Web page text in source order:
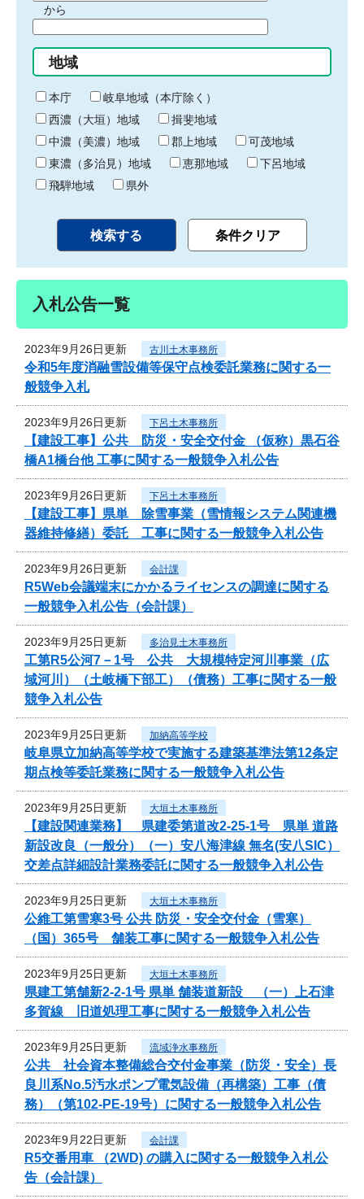
間
始
り
から
間
終
わ
り
地域
本庁
岐阜地域（本庁除く）
西濃（大垣）地域
揖斐地域
中濃（美濃）地域
郡上地域
可茂地域
東濃（多治見）地域
恵那地域
下呂地域
飛騨地域
県外
入札公告一覧
2023年9月26日更新 古川土木事務所
令和5年度消融雪設備等保守点検委託業務に関する一
般競争入札
2023年9月26日更新 下呂土木事務所
【建設工事】公共 防災・安全交付金 （仮称）黒石谷
橋A1橋台他 工事に関する一般競争入札公告
2023年9月26日更新 下呂土木事務所
【建設工事】県単 除雪事業（雪情報システム関連機
器維持修繕）委託 工事に関する一般競争入札公告
2023年9月26日更新 会計課
R5Web会議端末にかかるライセンスの調達に関する
一般競争入札公告（会計課）
2023年9月25日更新 多治見土木事務所
工第R5公河7－1号 公共 大規模特定河川事業（広
域河川）（土岐橋下部工）（債務）工事に関する一般
競争入札公告
2023年9月25日更新 加納高等学校
岐阜県立加納高等学校で実施する建築基準法第12条定
期点検等委託業務に関する一般競争入札公告
2023年9月25日更新 大垣土木事務所
【建設関連業務】 県建委第道改2-25-1号 県単 道路
新設改良（一般分）（一）安八海津線 無名(安八SIC）
交差点詳細設計業務委託に関する一般競争入札公告
2023年9月25日更新 大垣土木事務所
公維工第雪寒3号 公共 防災・安全交付金（雪寒）
（国）365号 舗装工事に関する一般競争入札公告
2023年9月25日更新 大垣土木事務所
県建工第舗新2-2-1号 県単 舗装道新設 （一）上石津
多賀線 旧道処理工事に関する一般競争入札公告
2023年9月25日更新 流域浄水事務所
公共 社会資本整備総合交付金事業（防災・安全）長
良川系No.5汚水ポンプ電気設備（再構築）工事（債
務）（第102-PE-19号）に関する一般競争入札公告
2023年9月22日更新 会計課
R5交番用車 （2WD) の購入に関する一般競争入札公
告（会計課）